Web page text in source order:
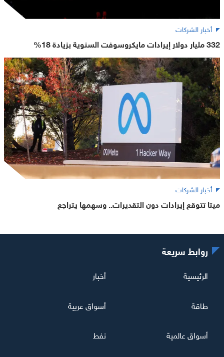
أخبار الشركات
332 مليار دولار إيرادات مايكروسوفت السنوية بزيادة 18%
أخبار الشركات
ميتا تتوقع إيرادات دون التقديرات.. وسهمها يتراجع
روابط سريعة
الرئيسية أخبار
طاقة أسواق عربية
أسواق عالمية نفط